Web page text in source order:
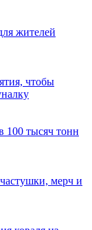
жителей
чтобы
100 тысяч тонн
мерч и